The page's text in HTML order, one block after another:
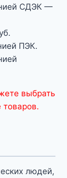
СДЭК —
ПЭК.
выбрать
товаров.
людей,